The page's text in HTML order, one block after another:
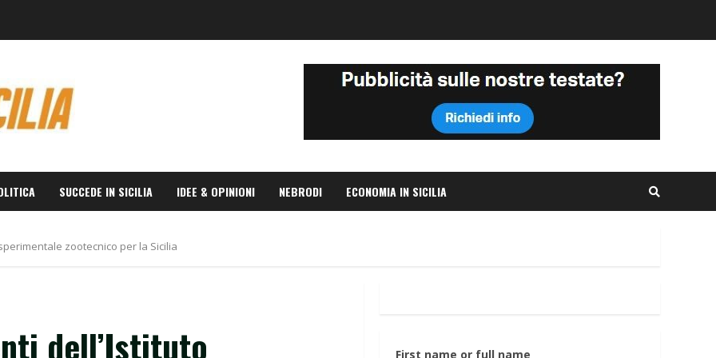
SUCCEDE IN SICILIA IDEE & OPINIONI NEBRODI ECONOMIA IN SICILIA
zootecnico per la Sicilia
dell’Istituto
First name or full name